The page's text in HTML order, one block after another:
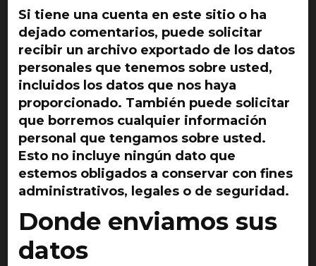
Si tiene una cuenta en este sitio o ha
dejado comentarios, puede solicitar
recibir un archivo exportado de los datos
personales que tenemos sobre usted,
incluidos los datos que nos haya
proporcionado. También puede solicitar
que borremos cualquier información
personal que tengamos sobre usted.
Esto no incluye ningún dato que
estemos obligados a conservar con fines
administrativos, legales o de seguridad.
Donde enviamos sus
datos